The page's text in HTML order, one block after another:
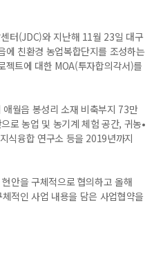
터(JDC)와 지난해 11월 23일 대구
에 친환경 농업복합단지를 조성하는
트에 대한 MOA(투자합의각서)를
월읍 봉성리 소재 비축부지 73만
로 농업 및 농기계 체험 공간, 귀농•
식융합 연구소 등을 2019년까지
안을 구체적으로 협의하고 올해
적인 사업 내용을 담은 사업협약을